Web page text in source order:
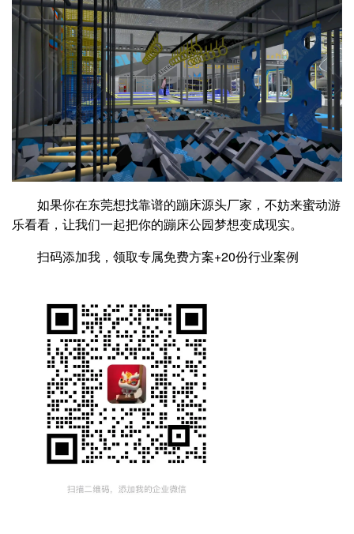
如果你在东莞想找靠谱的蹦床源头厂家，不妨来蜜动游
乐看看，让我们一起把你的蹦床公园梦想变成现实。
扫码添加我，领取专属免费方案+20份行业案例